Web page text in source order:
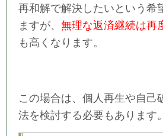
再和解で解決したいという希
ますが、 無理な返済継続は再
も高くなります。
この場合は、個人再生や自己
法を検討する必要もあります。